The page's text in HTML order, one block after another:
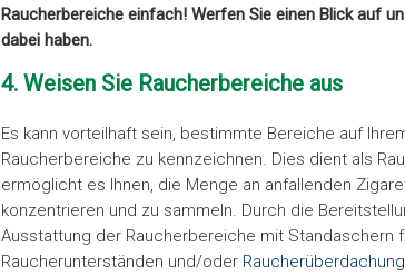
Raucherbereiche einfach! Werfen Sie einen Blick auf
dabei haben.
4. Weisen Sie Raucherbereiche aus
Es kann vorteilhaft sein, bestimmte Bereiche auf
Raucherbereiche zu kennzeichnen. Dies dient als
ermöglicht es Ihnen, die Menge an anfallenden
konzentrieren und zu sammeln. Durch die
Ausstattung der Raucherbereiche mit Standaschern
Raucherunterständen und/oder